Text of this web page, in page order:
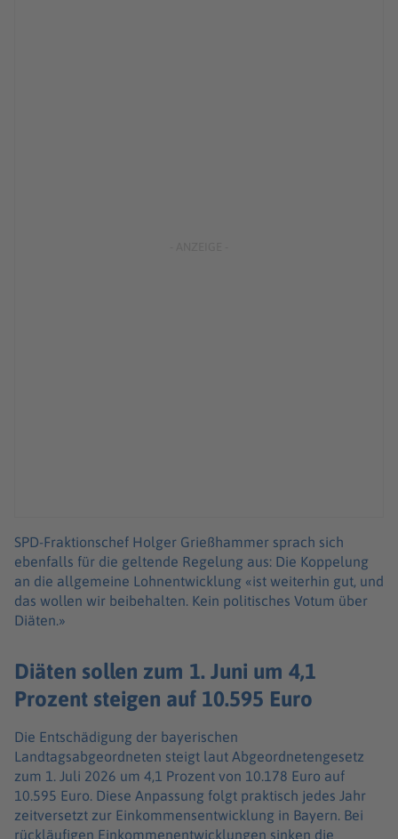
SPD-Fraktionschef Holger Grießhammer sprach sich
ebenfalls für die geltende Regelung aus: Die Koppelung
an die allgemeine Lohnentwicklung «ist weiterhin gut, und
das wollen wir beibehalten. Kein politisches Votum über
Diäten.»
Diäten sollen zum 1. Juni um 4,1
Prozent steigen auf 10.595 Euro
Die Entschädigung der bayerischen
Landtagsabgeordneten steigt laut Abgeordnetengesetz
zum 1. Juli 2026 um 4,1 Prozent von 10.178 Euro auf
10.595 Euro. Diese Anpassung folgt praktisch jedes Jahr
zeitversetzt zur Einkommensentwicklung in Bayern. Bei
rückläufigen Einkommenentwicklungen sinken die